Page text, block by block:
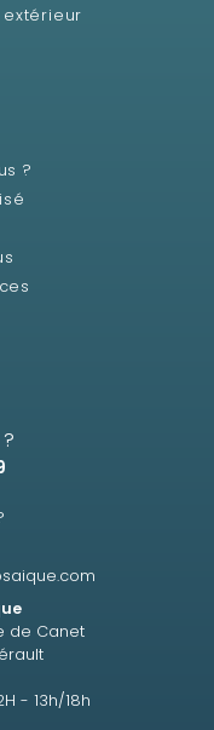
?
de Canet
- 13h/18h